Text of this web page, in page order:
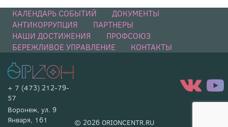
КАЛЕНДАРЬ СОБЫТИЙ
ДОКУМЕНТЫ
АНТИКОРРУПЦИЯ
ПАРТНЕРЫ
НАШИ ДОСТИЖЕНИЯ
ПРОФСОЮЗ
БЕРЕЖЛИВОЕ УПРАВЛЕНИЕ
КОНТАКТЫ
+ 7 (473) 212-79-
57
Воронеж, ул. 9
Января, 161
© 2026 ORIONCENTR.RU